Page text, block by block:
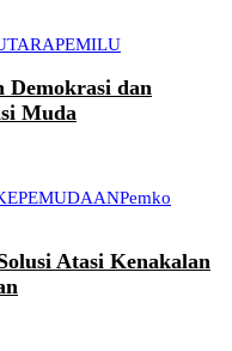
PEMILU
Demokrasi dan
Muda
Pemko
Atasi Kenakalan